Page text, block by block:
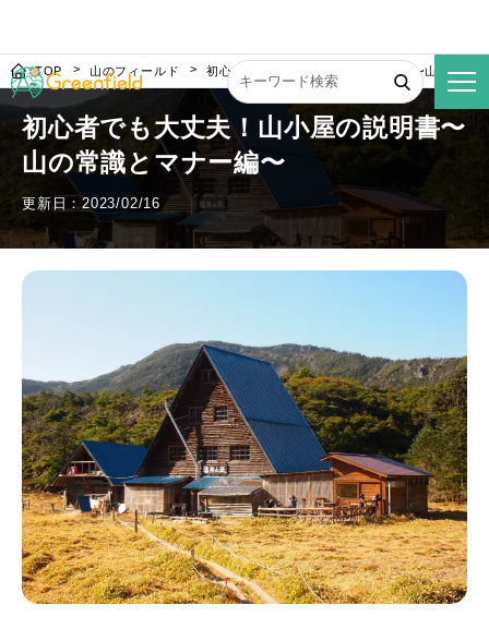
TOP 山のフィールド 初心者でも大丈夫！山小屋の説明書〜山の常識
初心者でも大丈夫！山小屋の説明書〜
山の常識とマナー編〜
更新日：2023/02/16